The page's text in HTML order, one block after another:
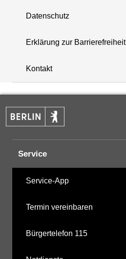
+
−
Datenschutz
Erklärung zur Barrierefreiheit
Kontakt
Service
Service-App
Termin vereinbaren
Bürgertelefon 115